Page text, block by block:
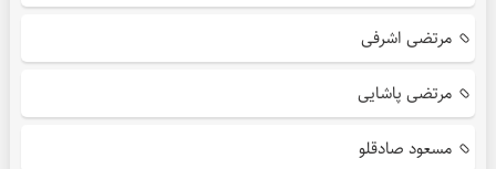
مرتضی اشرفی
مرتضی پاشایی
مسعود صادقلو